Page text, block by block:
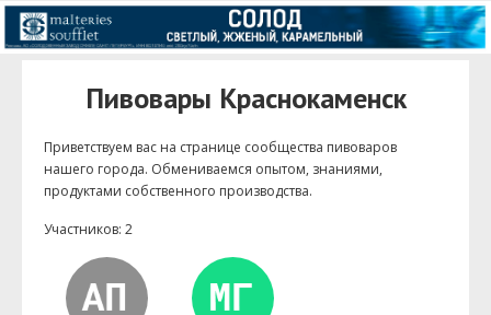
Пивовары Краснокаменск
Приветствуем ваc на странице сообщества пивоваров
нашего города. Обмениваемся опытом, знаниями,
продуктами собственного производства.
Участников: 2